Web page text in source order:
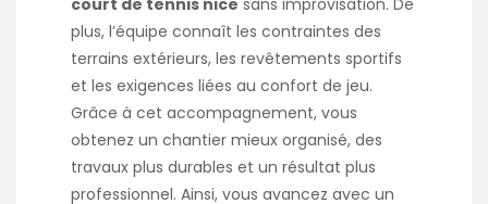
court de tennis nice sans improvisation. De
plus, l’équipe connaît les contraintes des
terrains extérieurs, les revêtements sportifs
et les exigences liées au confort de jeu.
Grâce à cet accompagnement, vous
obtenez un chantier mieux organisé, des
travaux plus durables et un résultat plus
professionnel. Ainsi, vous avancez avec un